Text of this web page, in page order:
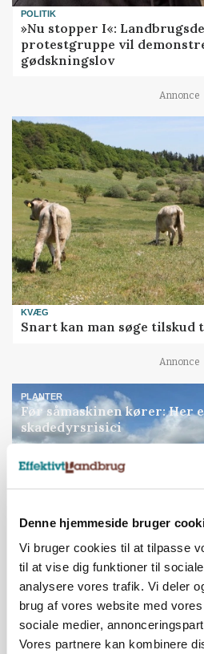
Denne hjemmeside bruger
Vi bruger cookies til at tilpasse
til at vise dig funktioner til
analysere vores trafik. Vi deler
brug af vores website med
sociale medier,
Vores partnere kan kombinere
POLITIK
»Nu stopper I«:
protestgruppe vil
gødskningslov
Annonce
KVÆG
Snart kan man søge
Annonce
PLANTER
Før såmaskinen kører: Her
skadedyrsrisici